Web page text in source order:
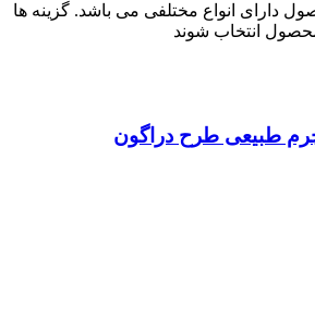
دارای انواع مختلفی می باشد. گزینه ها
انتخاب شوند